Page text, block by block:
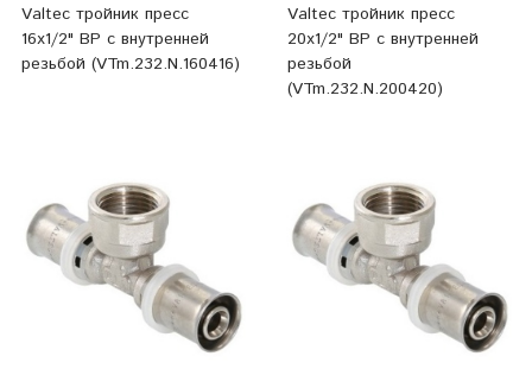
Valtec тройник пресс
16x1/2" ВР с внутренней
резьбой (VTm.232.N.160416)
Valtec тройник пресс
20x1/2" ВР с внутренней
резьбой
(VTm.232.N.200420)